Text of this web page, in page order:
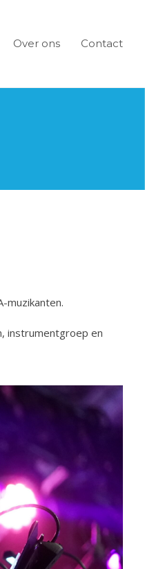
Over ons Contact
muzikanten.
instrumentgroep en